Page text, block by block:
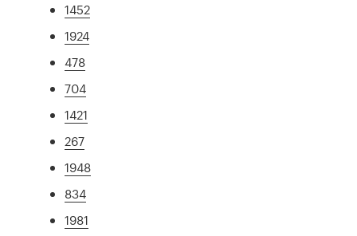
1452
1924
478
704
1421
267
1948
834
1981